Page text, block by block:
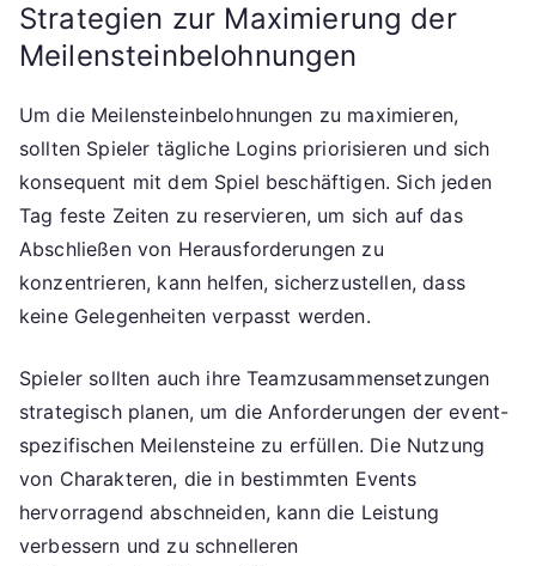
Strategien zur Maximierung der
Meilensteinbelohnungen
Um die Meilensteinbelohnungen zu maximieren,
sollten Spieler tägliche Logins priorisieren und sich
konsequent mit dem Spiel beschäftigen. Sich jeden
Tag feste Zeiten zu reservieren, um sich auf das
Abschließen von Herausforderungen zu
konzentrieren, kann helfen, sicherzustellen, dass
keine Gelegenheiten verpasst werden.
Spieler sollten auch ihre Teamzusammensetzungen
strategisch planen, um die Anforderungen der event-
spezifischen Meilensteine zu erfüllen. Die Nutzung
von Charakteren, die in bestimmten Events
hervorragend abschneiden, kann die Leistung
verbessern und zu schnelleren